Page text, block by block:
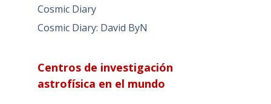
Cosmic Diary
Cosmic Diary: David ByN
Centros de investigación
astrofísica en el mundo